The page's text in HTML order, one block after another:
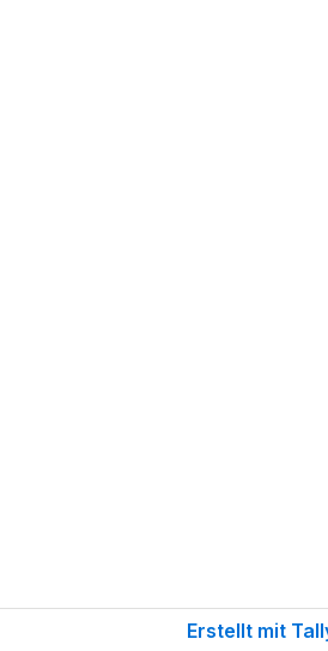
Erstellt mit